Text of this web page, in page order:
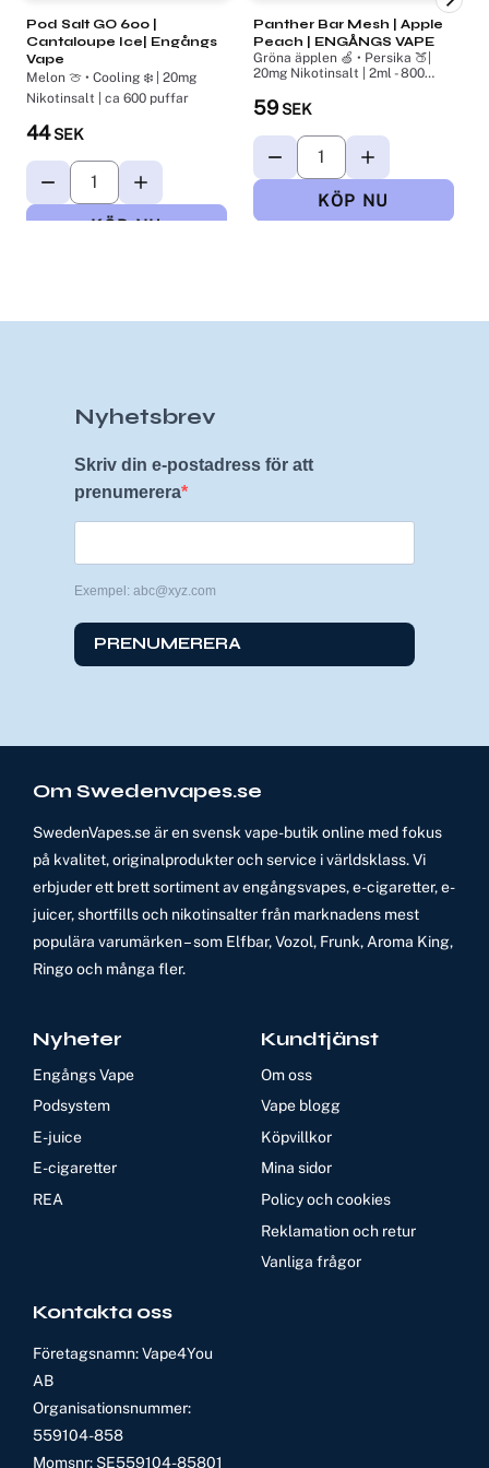
Pod Salt GO 600 |
Cantaloupe Ice| Engångs
Vape
Melon 🍈 • Cooling ❄️ | 20mg
Nikotinsalt | ca 600 puffar
44SEK
Panther Bar Mesh​ | Apple
Peach | ENGÅNGS VAPE
Gröna äpplen 🍏 • Persika 🍑|
20mg Nikotinsalt | 2ml - 800
59 SEK
Nyhetsbrev
Skriv din e-postadress för att
prenumerera
Exempel: abc@xyz.com
PRENUMERERA
Om Swedenvapes.se
SwedenVapes.se är en svensk vape-butik online med fokus
på kvalitet, originalprodukter och service i världsklass. Vi
erbjuder ett brett sortiment av engångsvapes, e-cigaretter, e-
juicer, shortfills och nikotinsalter från marknadens mest
populära varumärken – som Elfbar, Vozol, Frunk, Aroma King,
Ringo och många fler.
Nyheter
Engångs Vape
Podsystem
E-juice
E-cigaretter
REA
Kundtjänst
Om oss
Vape blogg
Köpvillkor
Mina sidor
Policy och cookies
Reklamation och retur
Vanliga frågor
Kontakta oss
Företagsnamn: Vape4You
AB
Organisationsnummer:
559104-858
Momsnr: SE559104-85801